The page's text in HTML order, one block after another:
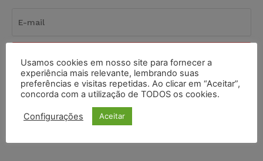
Li e aceito a Política de Privacidade.
Usamos cookies em nosso site para fornecer a
experiência mais relevante, lembrando suas
preferências e visitas repetidas. Ao clicar em “Aceitar”,
concorda com a utilização de TODOS os cookies.
Configurações Aceitar